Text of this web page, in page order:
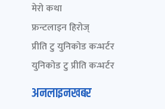
मेरो कथा
फ्रन्टलाइन हिरोज्
प्रीति टु युनिकोड कन्भर्टर
युनिकोड टु प्रीति कन्भर्टर
अनलाइनखबर